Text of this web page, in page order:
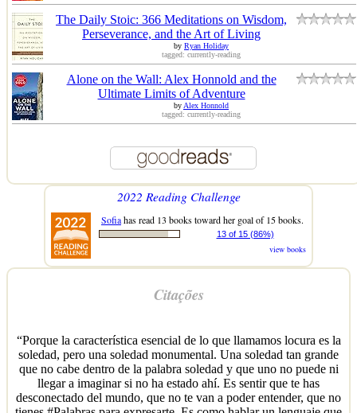
The Daily Stoic: 366 Meditations on Wisdom,
Perseverance, and the Art of Living
by Ryan Holiday
tagged: currently-reading
Alone on the Wall: Alex Honnold and the
Ultimate Limits of Adventure
by Alex Honnold
tagged: currently-reading
2022 Reading Challenge
Sofiahas read 13 books toward her goal of 15 books.
13 of 15 (86%)
view books
Citações
“Porque la característica esencial de lo que llamamos locura es la
soledad, pero una soledad monumental. Una soledad tan grande
que no cabe dentro de la palabra soledad y que uno no puede ni
llegar a imaginar si no ha estado ahí. Es sentir que te has
desconectado del mundo, que no te van a poder entender, que no